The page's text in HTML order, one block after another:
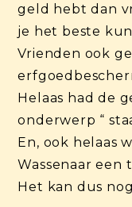
geld hebt dan
je het beste
Vrienden ook
Helaas had de
onderwerp “
En, ook helaas
Wassenaar
Het kan dus